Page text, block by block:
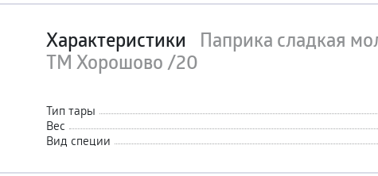
Характеристики
Паприка сладкая
ТМ Хорошово /20
Тип тары
Вес
Вид специи